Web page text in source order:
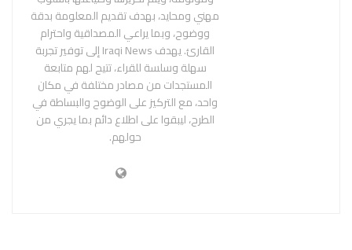
مهني ومحايد، بهدف تقديم المعلومة بدقة
ووضوح، وبما يراعي المصداقية واحترام
القارئ. يهدف Iraqi News إلى توفير تجربة
سهلة وسلسة للقراء، تتيح لهم متابعة
المستجدات من مصادر مختلفة في مكان
واحد، مع التركيز على الوضوح والبساطة في
الطرح، ليبقوا على اطلاع دائم بما يجري من
حولهم.